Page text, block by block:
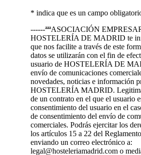
* indica que es un campo
------ªªªASOCIACIÓN
HOSTELERÍA DE MADRID te
que nos facilite a través de este
datos se utilizarán con el fin de
usuario de HOSTELERÍA DE
envío de comunicaciones
novedades, noticias e información
HOSTELERÍA MADRID.
de un contrato en el que el usuario
consentimiento del usuario en el
de consentimiento del envío de
comerciales. Podrás ejercitar los
los artículos 15 a 22 del
enviando un correo electrónico a:
legal@hosteleriamadrid.com o